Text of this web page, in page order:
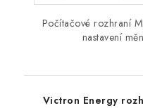
Počítačové rozhraní
nastavení
Victron Energy